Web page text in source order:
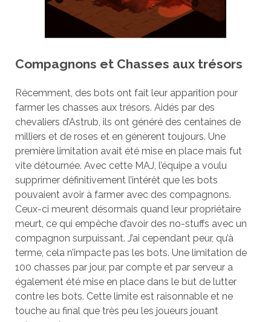
Compagnons et Chasses aux trésors
Récemment, des bots ont fait leur apparition pour
farmer les chasses aux trésors. Aidés par des
chevaliers d’Astrub, ils ont généré des centaines de
milliers et de roses et en génèrent toujours. Une
première limitation avait été mise en place mais fut
vite détournée. Avec cette MAJ, l’équipe a voulu
supprimer définitivement l’intérêt que les bots
pouvaient avoir à farmer avec des compagnons.
Ceux-ci meurent désormais quand leur propriétaire
meurt, ce qui empêche d’avoir des no-stuffs avec un
compagnon surpuissant. J’ai cependant peur, qu’à
terme, cela n’impacte pas les bots. Une limitation de
100 chasses par jour, par compte et par serveur a
également été mise en place dans le but de lutter
contre les bots. Cette limite est raisonnable et ne
touche au final que très peu les joueurs jouant